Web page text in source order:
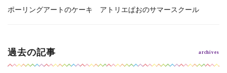
ポーリングアートのケーキ アトリエぱおのサマースクール
過去の記事